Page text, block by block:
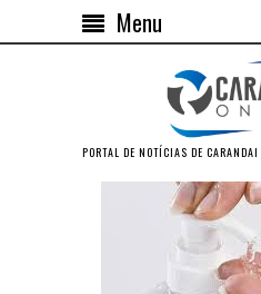
Menu
PORTAL DE NOTÍCIAS DE CARANDAI